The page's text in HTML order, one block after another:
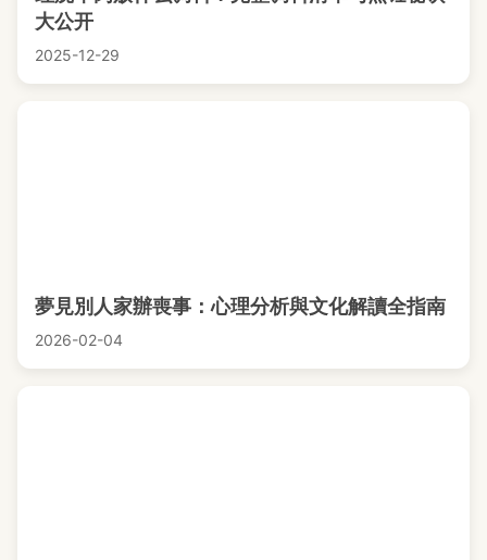
大公开
2025-12-29
夢見別人家辦喪事：心理分析與文化解讀全指南
2026-02-04